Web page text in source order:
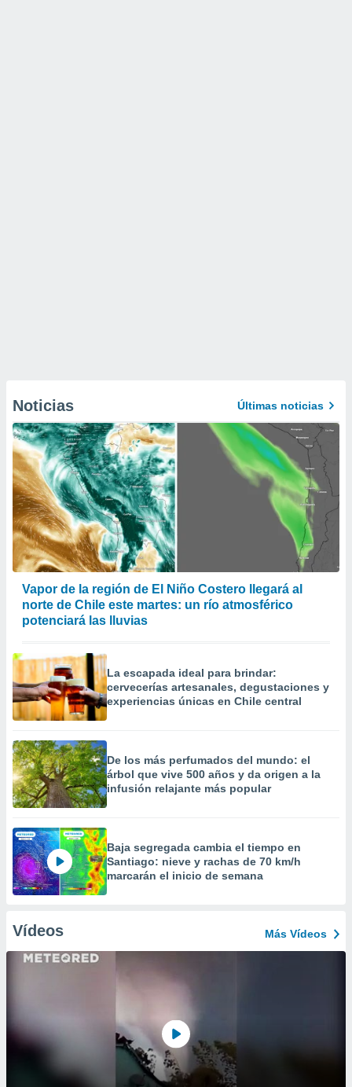
Noticias Últimas noticias
Vapor de la región de El Niño Costero llegará al
norte de Chile este martes: un río atmosférico
potenciará las lluvias
La escapada ideal para brindar:
cervecerías artesanales, degustaciones y
experiencias únicas en Chile central
De los más perfumados del mundo: el
árbol que vive 500 años y da origen a la
infusión relajante más popular
Baja segregada cambia el tiempo en
Santiago: nieve y rachas de 70 km/h
marcarán el inicio de semana
Vídeos Más Vídeos